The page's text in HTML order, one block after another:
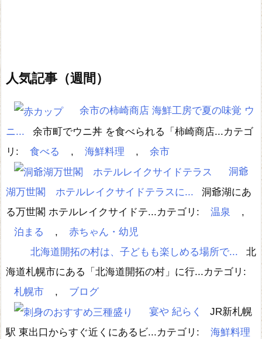
人気記事（週間）
余市の柿崎商店 海鮮工房で夏の味覚 ウ
ニ...
余市町でウニ丼 を食べられる「柿崎商店...カテゴ
リ:
食べる , 海鮮料理 ,
余市
洞爺
湖万世閣 ホテルレイクサイドテラスに...
洞爺湖にあ
る万世閣 ホテルレイクサイドテ...カテゴリ: 温泉
,
泊まる
,
赤ちゃん・幼児
北海道開拓の村は、子どもも楽しめる場所で...
北
海道札幌市にある「北海道開拓の村」に行...カテゴリ:
札幌市
,
ブログ
宴や 紀らく
JR新札幌
駅 東出口からすぐ近くにあるビ...カテゴリ:
海鮮料理